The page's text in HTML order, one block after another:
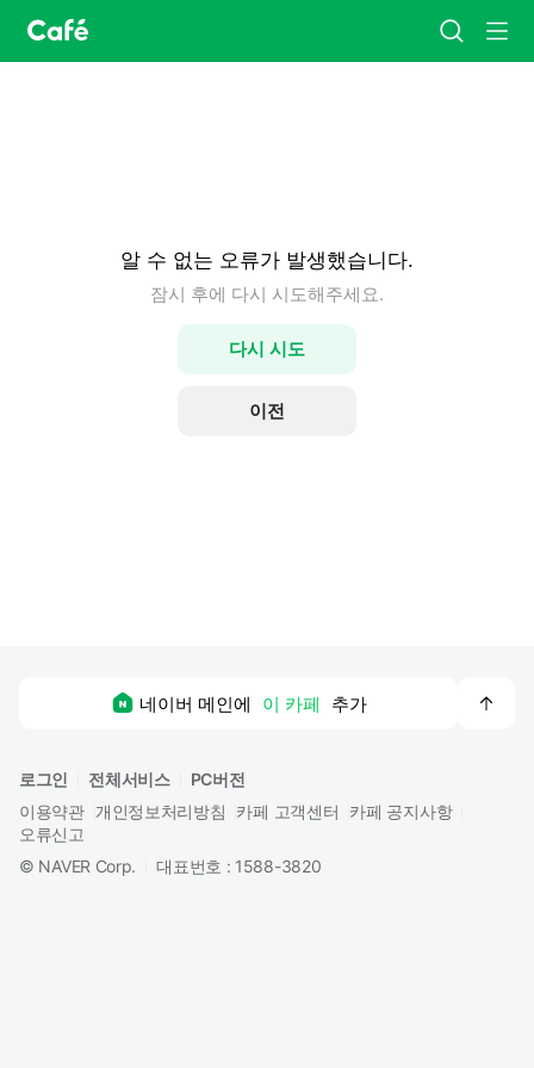
카
페
홈
검
색
메
뉴
알 수 없는 오류가 발생했습니다.
잠시 후에 다시 시도해주세요.
다시 시도
이전
네이버 메인에 이 카페 추가
로그인
전체서비스
PC버전
이용약관 개인정보처리방침 카페 고객센터
카페 공지사항
오류신고
© NAVER Corp. 대표번호 : 1588-3820